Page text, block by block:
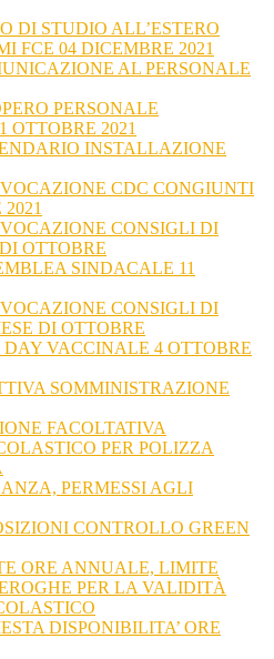
DI STUDIO ALL’ESTERO
FCE 04 DICEMBRE 2021
AL PERSONALE
PERSONALE
OTTOBRE 2021
INSTALLAZIONE
CDC CONGIUNTI
CONSIGLI DI
OTTOBRE
SINDACALE 11
CONSIGLI DI
DI OTTOBRE
DAY VACCINALE 4 OTTOBRE
SOMMINISTRAZIONE
FACOLTATIVA
PER POLIZZA
PERMESSI AGLI
CONTROLLO GREEN
ORE ANNUALE, LIMITE
PER LA VALIDITÀ
DISPONIBILITA’ ORE